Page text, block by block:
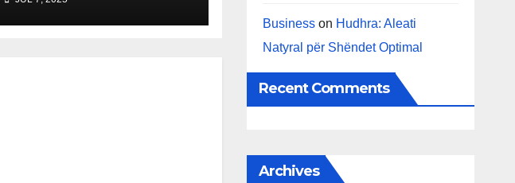
çuan në prangosjen
e bandës, Suel Çela
Businesson Hudhra: Aleati
Natyral për Shëndet Optimal
Recent Comments
Archives